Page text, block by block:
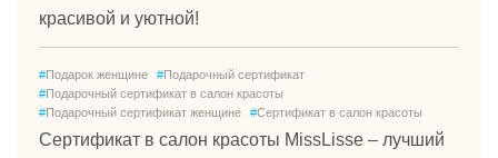
красивой и уютной!
#Подарок женщине #Подарочный сертификат
#Подарочный сертификат в салон красоты
#Подарочный сертификат женщине #Сертификат в салон красоты
Сертификат в салон красоты MissLisse – лучший